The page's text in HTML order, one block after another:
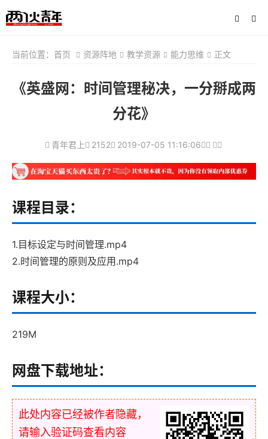
当前位置： 首页 资源阵地 教学资源 能力思维 正文
《英盛网：时间管理秘决，一分掰成两
分花》
青年君上 2152 2019-07-05 11:16:06
课程目录：
1.目标设定与时间管理.mp4
2.时间管理的原则及应用.mp4
课程大小：
219M
网盘下载地址：
此处内容已经被作者隐藏，
请输入验证码查看内容